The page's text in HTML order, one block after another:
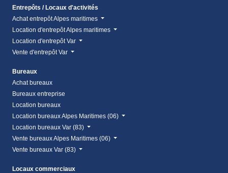
Entrepôts / Locaux d'activités
Achat entrepôt Alpes maritimes
Location d'entrepôt Alpes maritimes
Location d'entrepôt Var
Vente d'entrepôt Var
Bureaux
Achat bureaux
Bureaux entreprise
Location bureaux
Location bureaux Alpes Maritimes (06)
Location bureaux Var (83)
Vente bureaux Alpes Maritimes (06)
Vente bureaux Var (83)
Locaux commerciaux